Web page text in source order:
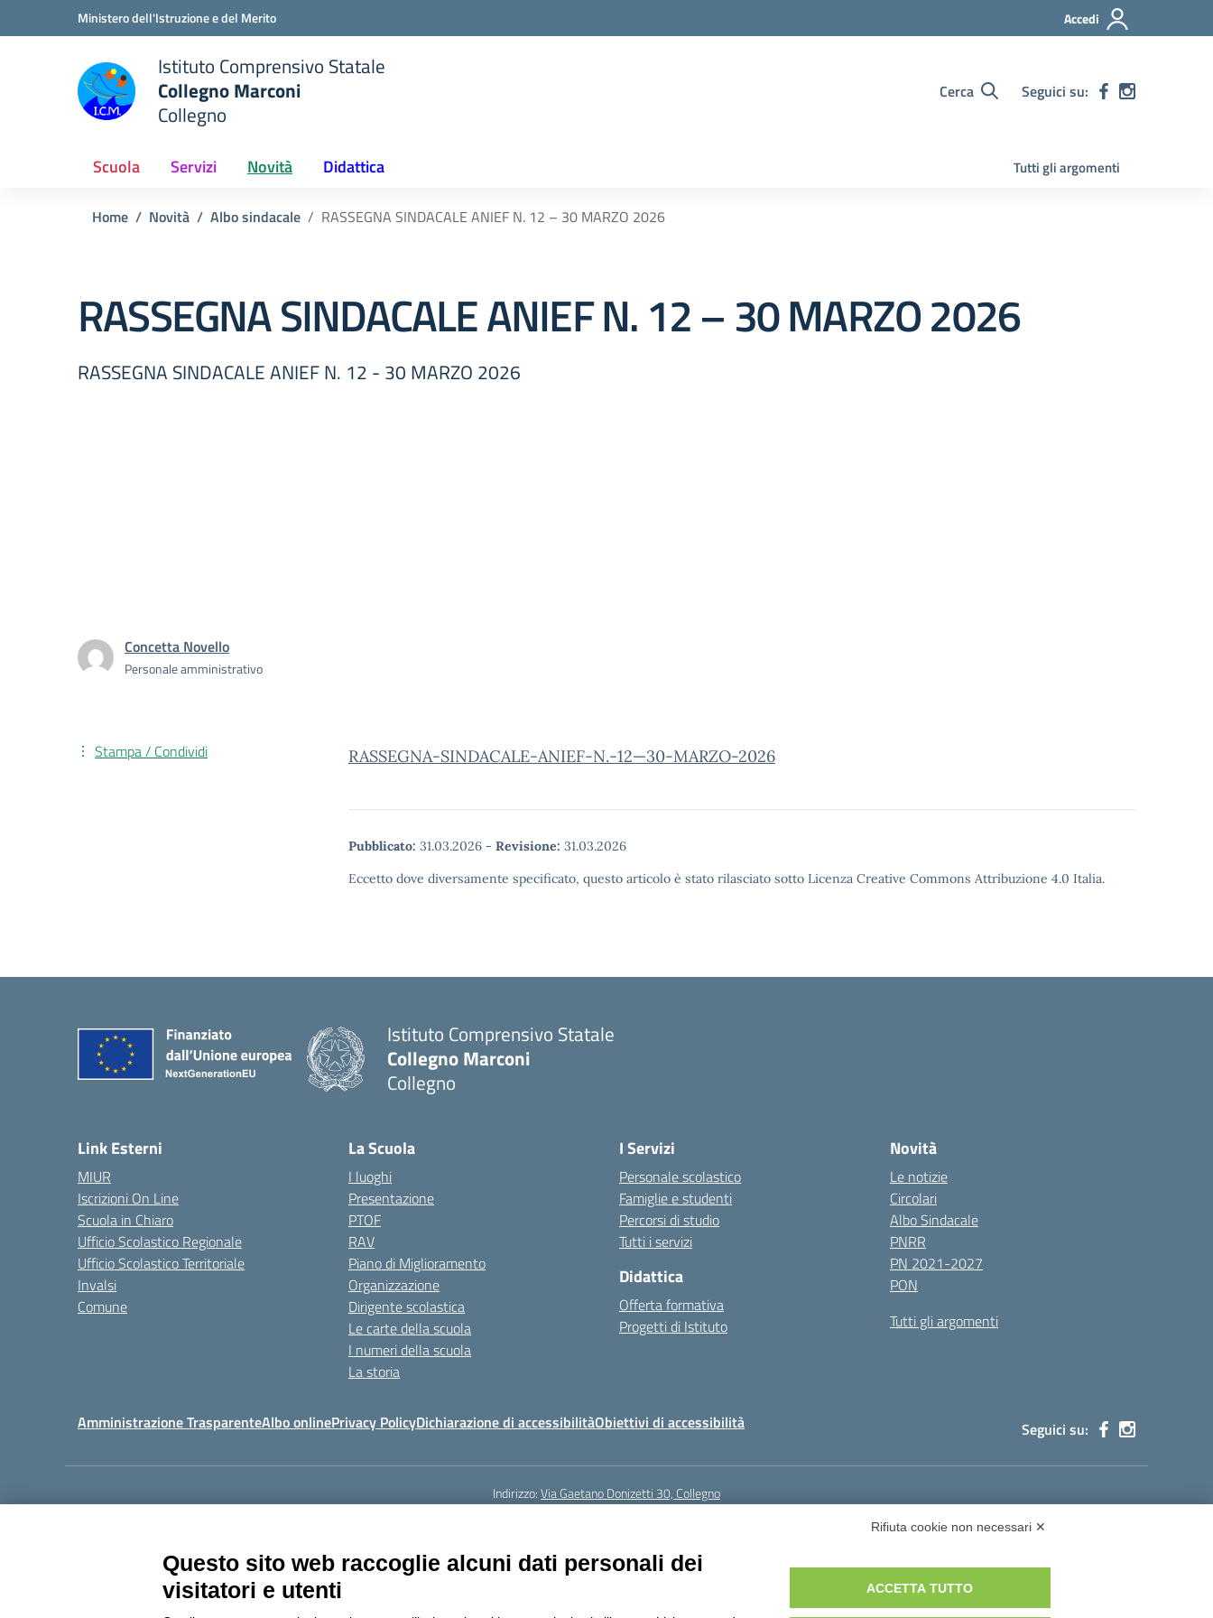
Vai ai contenuti
Vai al menu di navigazioneMinistero dell'Istruzione e del Merito Accedi
Istituto Comprensivo Statale
Collegno Marconi
Collegno
Cerca Seguici su:
Scuola Servizi Novità Didattica Tutti gli argomenti
Home Novità Albo sindacale RASSEGNA SINDACALE ANIEF N. 12 – 30 MARZO 2026
RASSEGNA SINDACALE ANIEF N. 12 – 30 MARZO 2026
RASSEGNA SINDACALE ANIEF N. 12 - 30 MARZO 2026
Concetta Novello
Personale amministrativo
RASSEGNA-SINDACALE-ANIEF-N.-12—30-MARZO-2026
Pubblicato: 31.03.2026 - Revisione: 31.03.2026
Eccetto dove diversamente specificato, questo articolo è stato rilasciato sotto Licenza Creative Commons Attribuzione 4.0 Italia.
Stampa / Condividi
Istituto Comprensivo Statale
Collegno Marconi
Collegno
Link Esterni
MIUR
Iscrizioni On Line
Scuola in Chiaro
Ufficio Scolastico Regionale
Ufficio Scolastico Territoriale
Invalsi
Comune
La Scuola
I luoghi
Presentazione
PTOF
RAV
Piano di Miglioramento
Organizzazione
Dirigente scolastica
Le carte della scuola
I numeri della scuola
La storia
I Servizi
Personale scolastico
Famiglie e studenti
Percorsi di studio
Tutti i servizi
Didattica
Offerta formativa
Progetti di Istituto
Novità
Le notizie
Circolari
Albo Sindacale
PNRR
PN 2021-2027
PON
Tutti gli argomenti
Amministrazione TrasparenteAlbo onlinePrivacy PolicyDichiarazione di accessibilitàObiettivi di accessibilità Seguici su:
Indirizzo:Via Gaetano Donizetti 30, Collegno
Codice meccanografico:toic8cg002
Rifiuta cookie non necessari ✕
Questo sito web raccoglie alcuni dati personali dei
visitatori e utenti
ACCETTA TUTTO